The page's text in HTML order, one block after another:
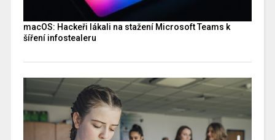
macOS: Hackeři lákali na stažení Microsoft Teams k
šíření infostealeru